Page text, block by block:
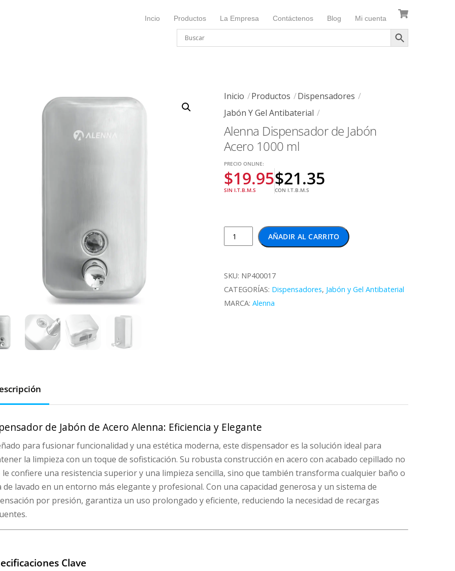
Incio Productos La Empresa Contáctenos Blog Mi cuenta
Inicio Productos
Dispensadores
Jabón Y Gel Antibaterial
Alenna Dispensador de Jabón
Acero 1000 ml
PRECIO ONLINE:
$19.95
SIN I.T.B.M.S
$21.35
CON I.T.B.M.S
Alenna
Dispensador
Jabón
Acero
1000
AÑADIR AL CARRITO
SKU: NP400017
CATEGORÍAS: Dispensadores, Jabón y Gel Antibaterial
MARCA: Alenna
de Jabón de Acero Alenna: Eficiencia y Elegante
para fusionar funcionalidad y una estética moderna, este dispensador es la solución ideal para
la limpieza con un toque de sofisticación. Su robusta construcción en acero con acabado cepillado no
le confiere una resistencia superior y una limpieza sencilla, sino que también transforma cualquier baño o
de lavado en un entorno más elegante y profesional. Con una capacidad generosa y un sistema de
por presión, garantiza un uso prolongado y eficiente, reduciendo la necesidad de recargas
Clave